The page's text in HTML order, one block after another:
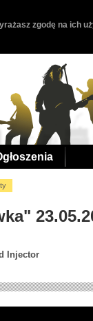
zgodę na ich
Injector